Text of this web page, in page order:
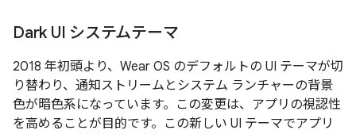
Dark UI システムテーマ
2018 年初頭より、Wear OS のデフォルトの UI テーマが切
り替わり、通知ストリームとシステム ランチャーの背景
色が暗色系になっています。この変更は、アプリの視認性
を高めることが目的です。この新しい UI テーマでアプリ